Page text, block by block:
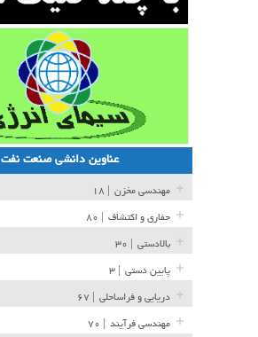
عناوین دانشی صنعت نفت
مهندسی مخزن
حفاری و اکتشاف
بالادستی
پایین دستی
دریایی و فراساحلی
مهندسی فرآیند